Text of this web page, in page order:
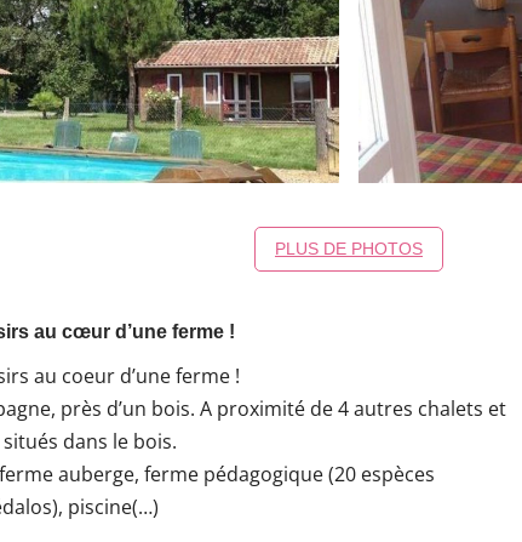
PLUS DE PHOTOS
au cœur d’une ferme !
au coeur d’une ferme !
près d’un bois. A proximité de 4 autres chalets et
dans le bois.
auberge, ferme pédagogique (20 espèces
piscine(…)